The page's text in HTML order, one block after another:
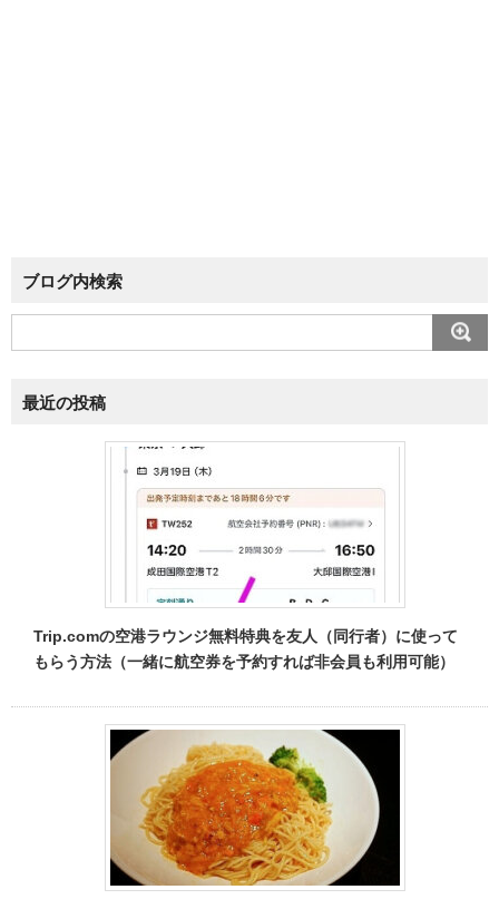
ブログ内検索
最近の投稿
Trip.comの空港ラウンジ無料特典を友人（同行者）に使って
もらう方法（一緒に航空券を予約すれば非会員も利用可能）